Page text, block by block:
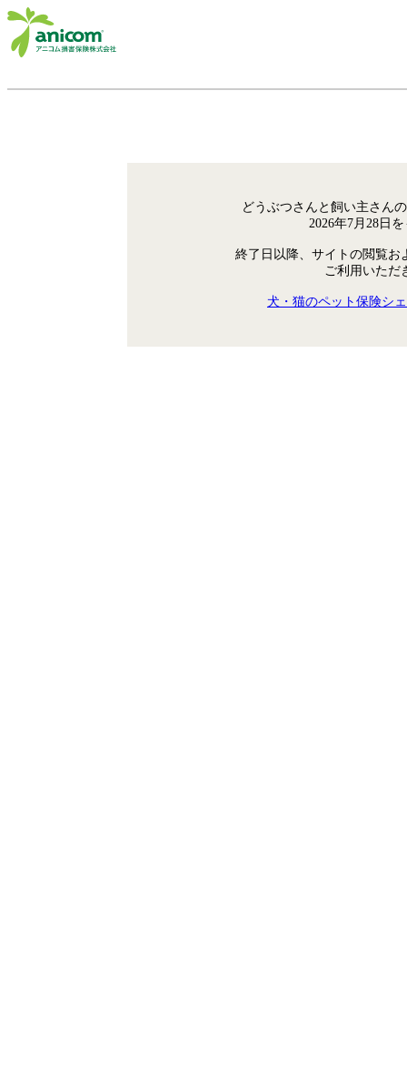
どうぶつさんと飼い主さん
2026年7月28日
終了日以降、サイトの閲覧お
ご利用いただ
犬・猫のペット保険シ